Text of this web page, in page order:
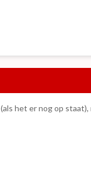
het er nog op